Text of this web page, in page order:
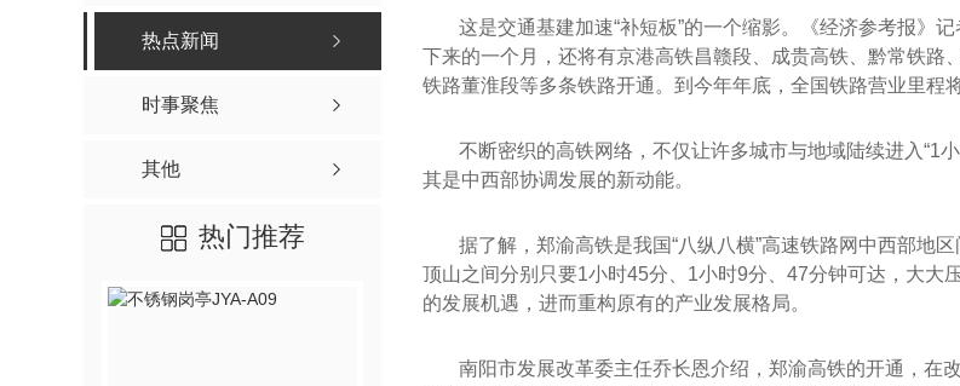
热点新闻
时事聚焦
其他
热门推荐
这是交通基建加速“补短板”的一个缩影。《经济参考报》
下来的一个月，还将有京港高铁昌赣段、成贵高铁、黔常铁路
铁路董淮段等多条铁路开通。到今年年底，全国铁路营业里程
不断密织的高铁网络，不仅让许多城市与地域陆续进入“1
其是中西部协调发展的新动能。
据了解，郑渝高铁是我国“八纵八横”高速铁路网中西部地
顶山之间分别只要1小时45分、1小时9分、47分钟可达，大大
的发展机遇，进而重构原有的产业发展格局。
南阳市发展改革委主任乔长恩介绍，郑渝高铁的开通，在